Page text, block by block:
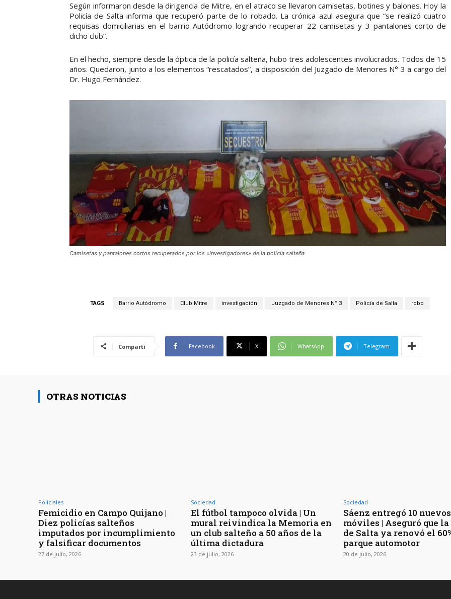
Según informaron desde la dirigencia de Mitre, en el atraco se llevaron camisetas, botines y balones. Hoy la
Policía de Salta informa que recuperó parte de lo robado. La crónica azul asegura que “se realizó cuatro
requisas domiciliarias en el barrio Autódromo logrando recuperar 22 camisetas y 3 pantalones corto de
dicho club”.
En el hecho, siempre desde la óptica de la policía salteña, hubo tres adolescentes involucrados. Todos de 15
años. Quedaron, junto a los elementos “rescatados”, a disposición del Juzgado de Menores N° 3 a cargo del
Dr. Hugo Fernández.
Camisetas y pantalones cortos recuperados por los «investigadores» de la policía salteña
TAGS Barrio Autódromo Club Mitre investigación Juzgado de Menores N° 3 Policía de Salta robo
Compartí Facebook X WhatsApp Telegram
OTRAS NOTICIAS
Policiales
Femicidio en Campo Quijano |
Diez policías salteños
imputados por incumplimiento
y falsificar documentos
27 de julio, 2026
Sociedad
El fútbol tampoco olvida | Un
mural reivindica la Memoria en
un club salteño a 50 años de la
última dictadura
23 de julio, 2026
Sociedad
Sáenz entregó 10 nuevos
móviles | Aseguró que
de Salta ya renovó el
parque automotor
20 de julio, 2026